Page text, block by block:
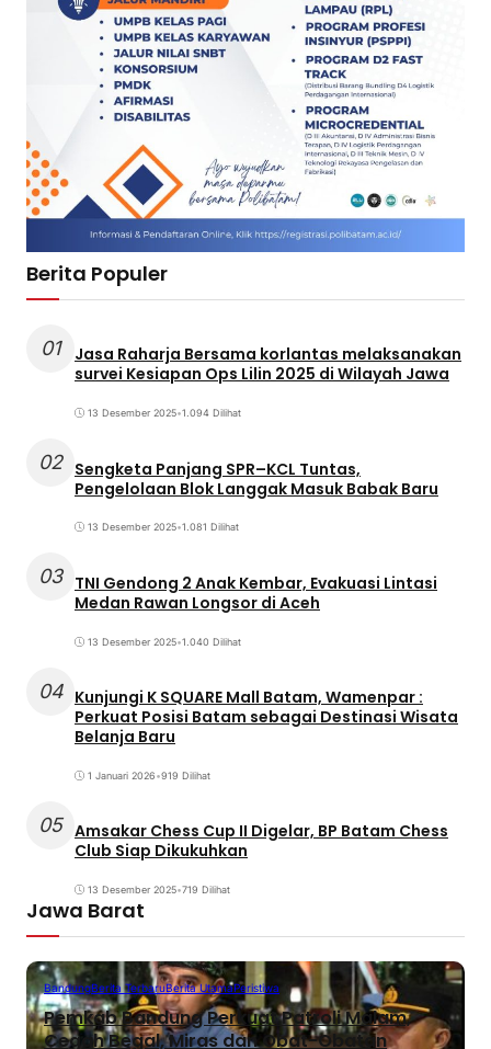
Berita Populer
01
Jasa Raharja Bersama korlantas melaksanakan
survei Kesiapan Ops Lilin 2025 di Wilayah Jawa
13 Desember 2025•1.094 Dilihat
02 Sengketa Panjang SPR–KCL Tuntas,
Pengelolaan Blok Langgak Masuk Babak Baru
13 Desember 2025•1.081 Dilihat
03 TNI Gendong 2 Anak Kembar, Evakuasi Lintasi
Medan Rawan Longsor di Aceh
13 Desember 2025•1.040 Dilihat
04 Kunjungi K SQUARE Mall Batam, Wamenpar :
Perkuat Posisi Batam sebagai Destinasi Wisata
Belanja Baru
1 Januari 2026•919 Dilihat
05 Amsakar Chess Cup II Digelar, BP Batam Chess
Club Siap Dikukuhkan
13 Desember 2025•719 Dilihat
Jawa Barat
BandungBerita TerbaruBerita UtamaPeristiwa
Pemkab Bandung Perkuat Patroli Malam,
Cegah Begal, Miras dan Obat-Obatan